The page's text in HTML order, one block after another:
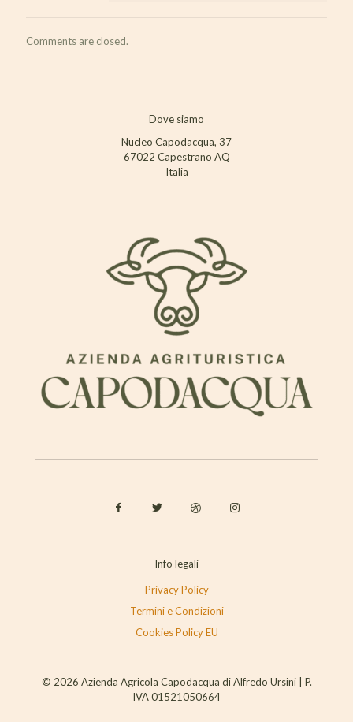
Comments are closed.
Dove siamo
Nucleo Capodacqua, 37
67022 Capestrano AQ
Italia
Info legali
Privacy Policy
Termini e Condizioni
Cookies Policy EU
© 2026 Azienda Agricola Capodacqua di Alfredo Ursini | P.
IVA 01521050664